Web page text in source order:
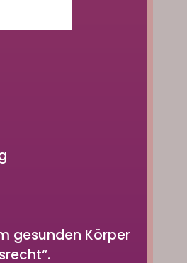
gesunden Körper